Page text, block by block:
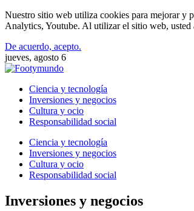
Nuestro sitio web utiliza cookies para mejorar y
Analytics, Youtube. Al utilizar el sitio web, usted
De acuerdo, acepto.
jueves, agosto 6
Ciencia y tecnología
Inversiones y negocios
Cultura y ocio
Responsabilidad social
Ciencia y tecnología
Inversiones y negocios
Cultura y ocio
Responsabilidad social
Inversiones y negocios